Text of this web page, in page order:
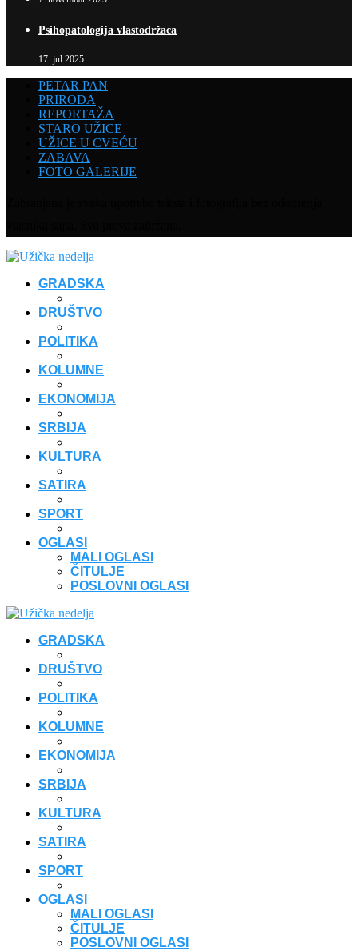
Psihopatologija vlastodržaca
17. jul 2025.
PETAR PAN
PRIRODA
REPORTAŽA
STARO UŽICE
UŽICE U CVEĆU
ZABAVA
FOTO GALERIJE
GRADSKA
DRUŠTVO
POLITIKA
KOLUMNE
EKONOMIJA
SRBIJA
KULTURA
SATIRA
SPORT
OGLASI
MALI OGLASI
ČITULJE
POSLOVNI OGLASI
GRADSKA
DRUŠTVO
POLITIKA
KOLUMNE
EKONOMIJA
SRBIJA
KULTURA
SATIRA
SPORT
OGLASI
MALI OGLASI
ČITULJE
POSLOVNI OGLASI